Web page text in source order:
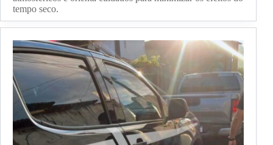
tempo seco.